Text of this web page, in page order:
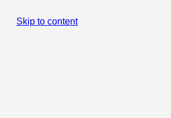
Skip to content